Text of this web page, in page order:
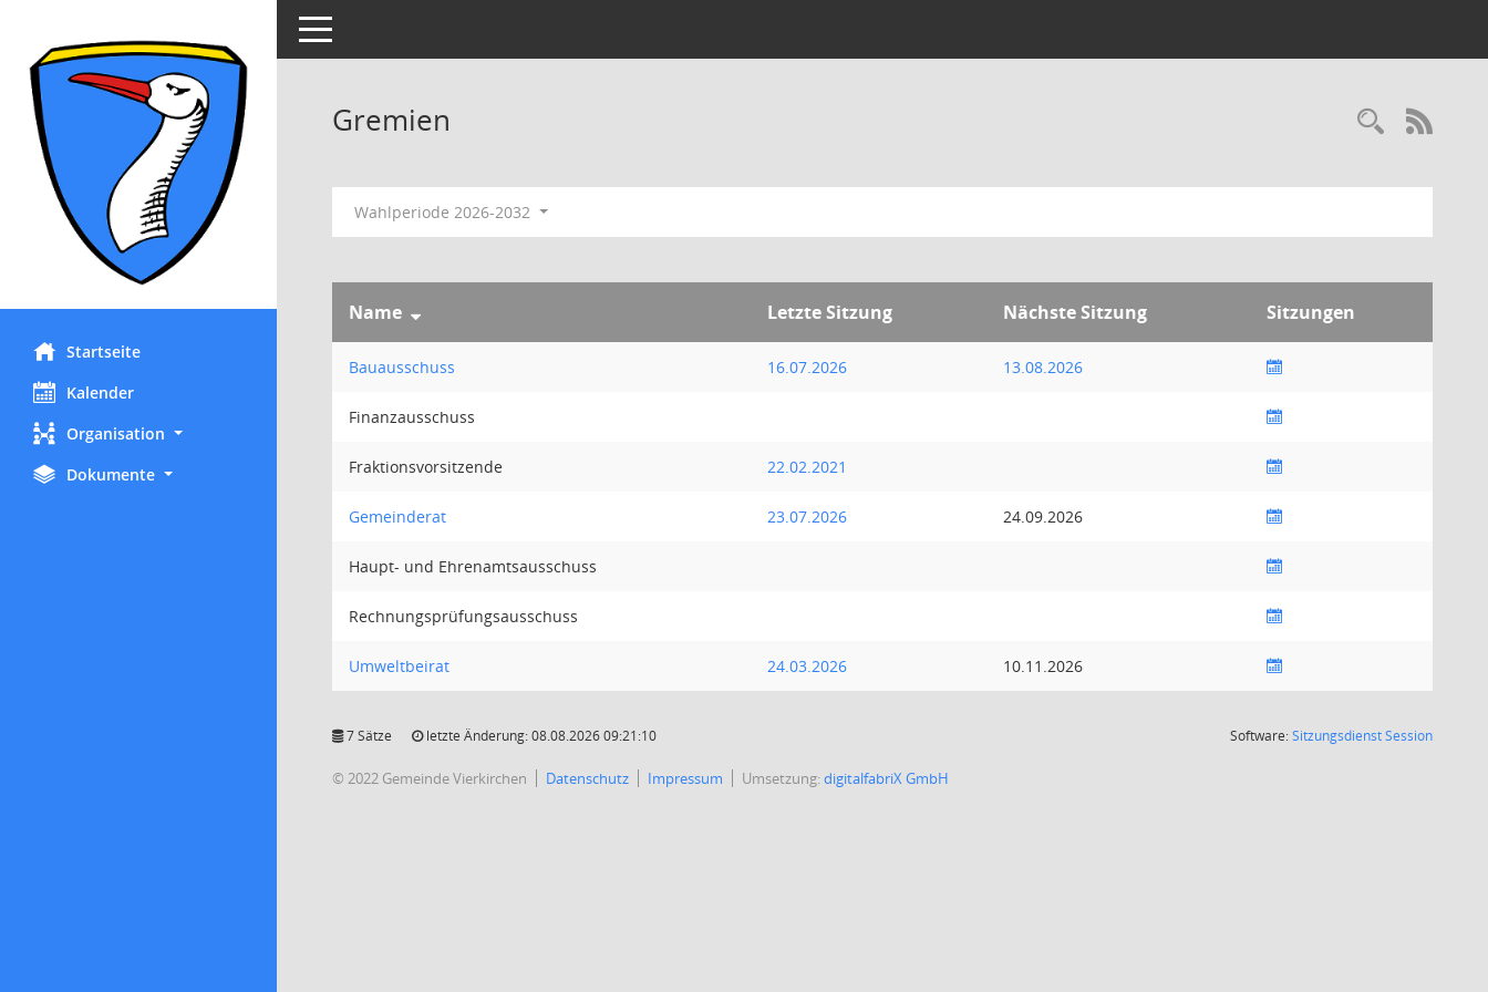
Startseite
Kalender
Organisation
Dokumente
Toggle navigation
Gremien
Wahlperiode 2026-2032
Name Letzte Sitzung Nächste Sitzung Sitzungen
Bauausschuss 16.07.2026 13.08.2026
Finanzausschuss
Fraktionsvorsitzende 22.02.2021
Gemeinderat 23.07.2026 24.09.2026
Haupt- und Ehrenamtsausschuss
Rechnungsprüfungsausschuss
Umweltbeirat 24.03.2026 10.11.2026
7 Sätze letzte Änderung: 08.08.2026 09:21:10 Software:SitzungsdienstSession(Wird in
© 2022 Gemeinde Vierkirchen Datenschutz Impressum Umsetzung:digitalfabriX GmbH